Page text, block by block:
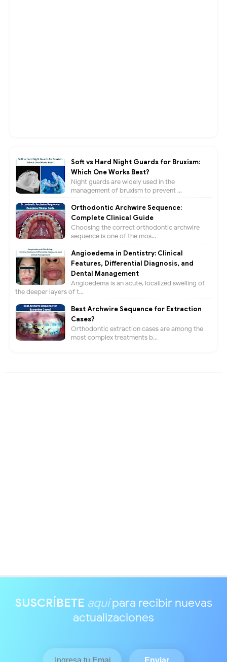
Soft vs Hard Night Guards for Bruxism:
Which One Works Best?
Night guards are widely used in the
management of bruxism to prevent ...
Orthodontic Archwire Sequence:
Complete Clinical Guide
Choosing the correct orthodontic archwire
sequence is one of the mos...
Angioedema in Dentistry: Clinical
Features, Differential Diagnosis, and
Dental Management
Angioedema is an acute, localized swelling of
the deeper layers of t...
Best Archwire Sequence for Extraction
Cases?
Orthodontic extraction cases are among the
most complex treatments b...
SUSCRÍBETE aquípara recibir nuevas
actualizaciones